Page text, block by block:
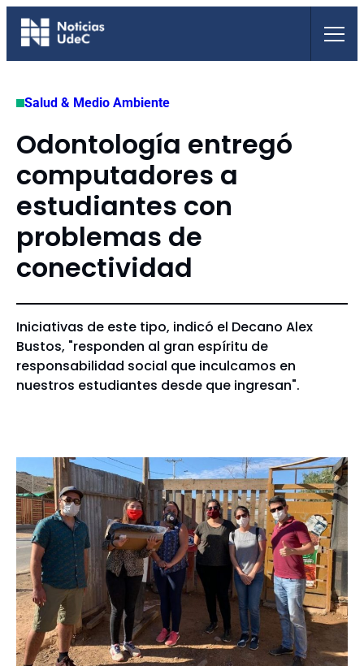
Saltar
Salud & Medio Ambiente
Odontología entregó
computadores a
estudiantes con
problemas de
conectividad
Iniciativas de este tipo, indicó el Decano Alex
Bustos, "responden al gran espíritu de
responsabilidad social que inculcamos en
nuestros estudiantes desde que ingresan".